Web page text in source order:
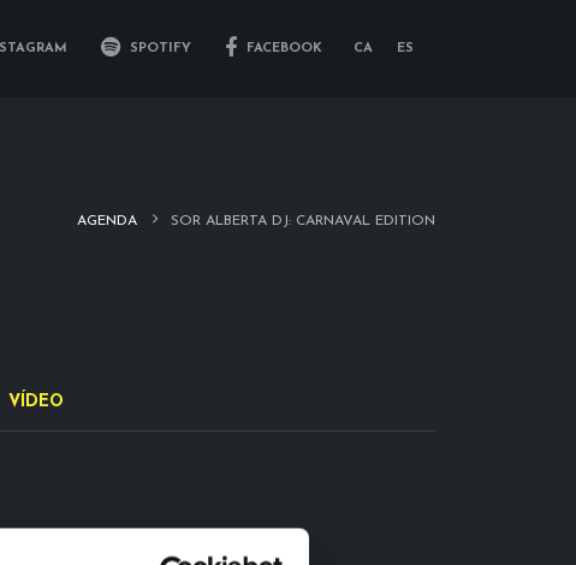
SPOTIFY FACEBOOK CA ES
AGENDA SOR ALBERTA DJ: CARNAVAL EDITION
VÍDEO